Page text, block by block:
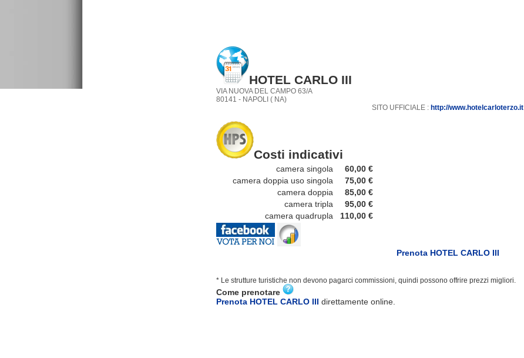
HOTEL CARLO III
VIA NUOVA DEL CAMPO 63/A
80141 - NAPOLI ( NA)
SITO UFFICIALE : http://www.hotelcarloterzo.it
Costi indicativi
camera singola
60,00 €
camera doppia uso singola
75,00 €
camera doppia
85,00 €
camera tripla
95,00 €
camera quadrupla
110,00 €
Prenota HOTEL CARLO III
* Le strutture turistiche non devono pagarci commissioni, quindi possono offrire prezzi migliori.
Come prenotare
Prenota HOTEL CARLO III direttamente online.